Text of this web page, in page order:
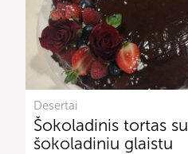
Desertai
Šokoladinis tortas su
šokoladiniu glaistu